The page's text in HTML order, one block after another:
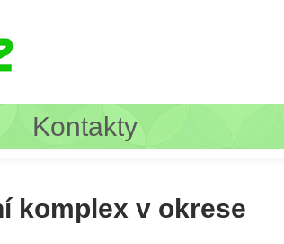
Kontakty
komplex v okrese